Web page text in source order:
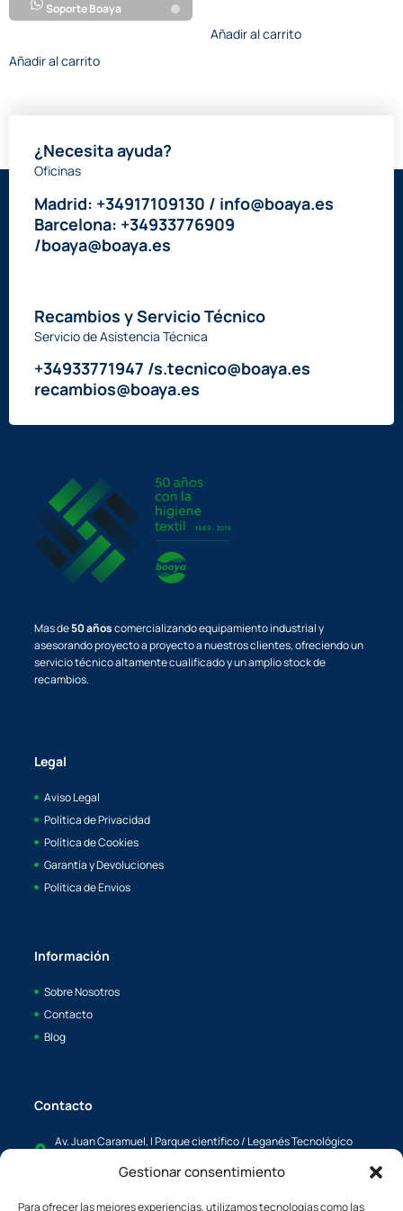
Gestionar consentimiento
Para ofrecer las mejores experiencias, utilizamos tecnologías como las
Soporte Boaya
Añadir al carrito
Añadir al carrito
¿Necesita ayuda?
Oficinas
Madrid: +34917109130 / info@boaya.es
Barcelona: +34933776909
/boaya@boaya.es
Recambios y Servicio Técnico
Servicio de Asistencia Técnica
+34933771947 /s.tecnico@boaya.es
recambios@boaya.es
Mas de50 añoscomercializando equipamiento industrial y
asesorando proyecto a proyecto a nuestros clientes, ofreciendo un
servicio técnico altamente cualificado y un amplio stock de
recambios.
Legal
Aviso Legal
Política de Privacidad
Política de Cookies
Garantía y Devoluciones
Política de Envios
Información
Sobre Nosotros
Contacto
Blog
Contacto
Av. Juan Caramuel, I Parque científico / Leganés Tecnológico
info@boaya.es